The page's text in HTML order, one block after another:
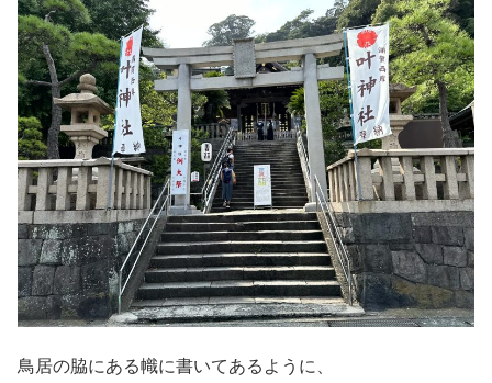
鳥居の脇にある幟に書いてあるように、